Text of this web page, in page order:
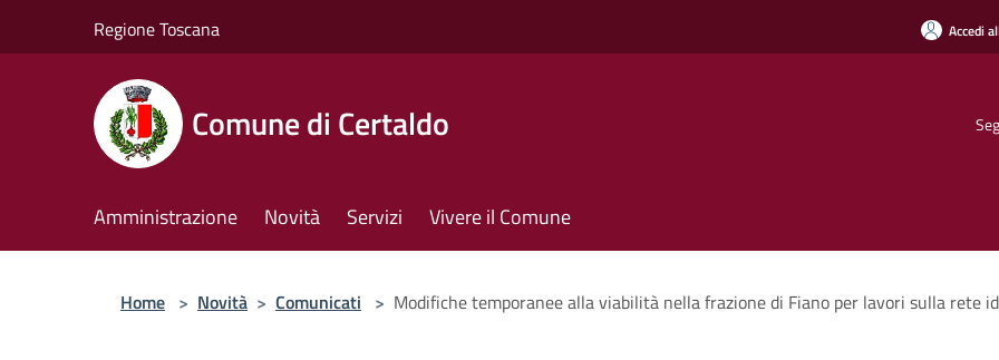
Regione Toscana Accedi
Comune di Certaldo
Amministrazione Novità Servizi Vivere il Comune
Home > Novità > Comunicati > Modifiche temporanee alla viabilità nella frazione di Fiano per lavori sulla rete